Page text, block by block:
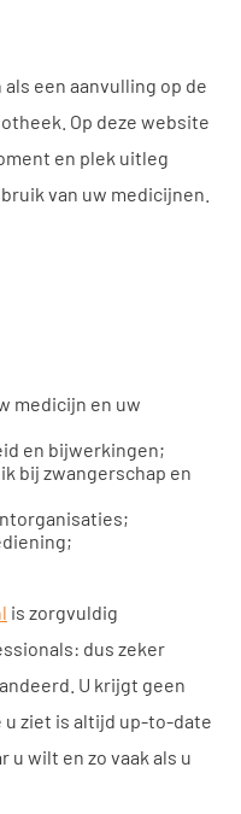
een aanvulling op de
Op deze website
en plek uitleg
van uw medicijnen.
medicijn en uw
en bijwerkingen;
bij zwangerschap en
is zorgvuldig
dus zeker
U krijgt geen
u ziet is altijd up-to-date
u wilt en zo vaak als u